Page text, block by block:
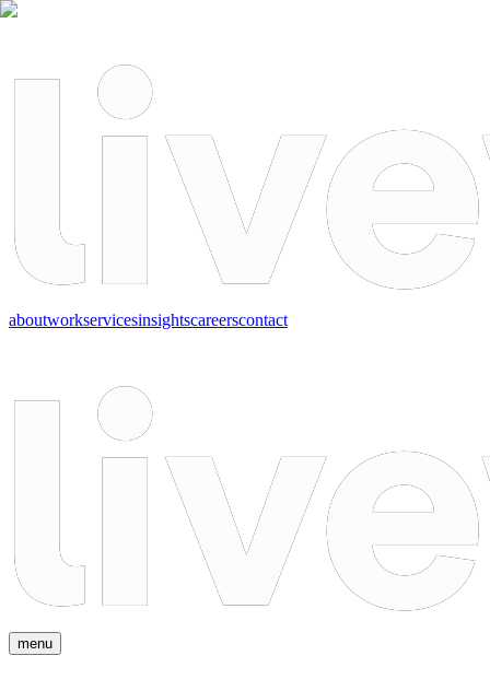
aboutworkservicesinsightscareerscontact
menu